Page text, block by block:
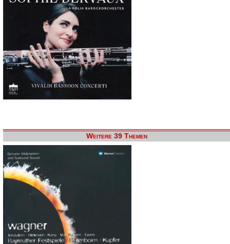
Weitere 39 Themen